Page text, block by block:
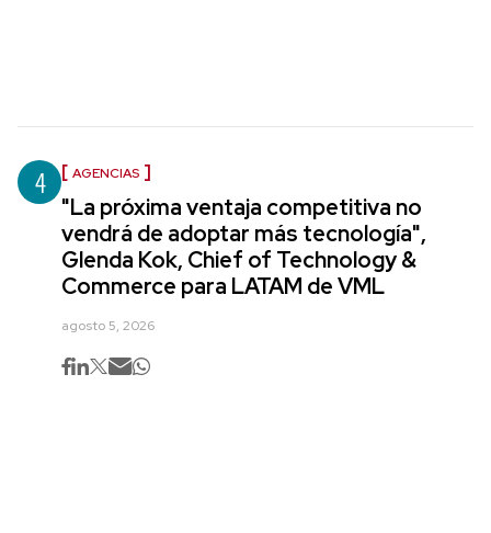
4 AGENCIAS
"La próxima ventaja competitiva no
vendrá de adoptar más tecnología",
Glenda Kok, Chief of Technology &
Commerce para LATAM de VML
agosto 5, 2026